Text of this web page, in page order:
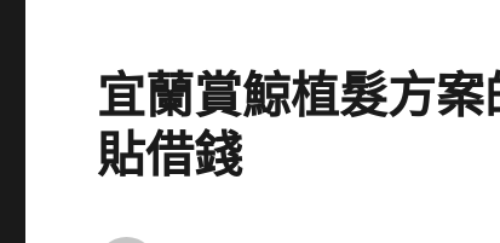
宜蘭賞鯨植髮方
貼借錢